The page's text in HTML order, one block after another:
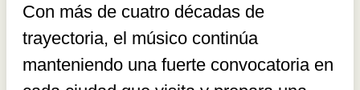
Con más de cuatro décadas de
trayectoria, el músico continúa
manteniendo una fuerte convocatoria en